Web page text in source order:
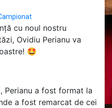
cu noul nostru
Ovidiu Perianu va
🤩
Perianu a fost format la
a fost remarcat de cei